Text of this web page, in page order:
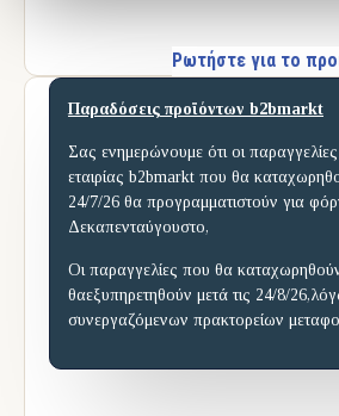
Ρωτήστε για το
Παραδόσεις προϊόντων b2bmarkt
Σας ενημερώνουμε ότι οι
εταιρίας b2bmarkt που θα
24/7/26 θα προγραμματιστούν για
Δεκαπενταύγουστο,
Οι παραγγελίες που θα
θαεξυπηρετηθούν μετά τις 24/8/
συνεργαζόμενων πρακτορείων